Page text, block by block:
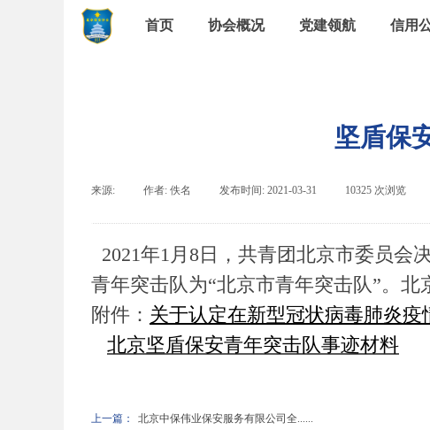
首页 协会概况 党建领航 信用
坚盾保
来源: 作者: 佚名 发布时间: 2021-03-31 10325 次浏览
2021年1月8日，共青团北京市委员会
青年突击队为“北京市青年突击队”。
附件： 关于认定在新型冠状病毒肺炎疫
北京坚盾保安青年突击队事迹材料
上一篇： 北京中保伟业保安服务有限公司全......